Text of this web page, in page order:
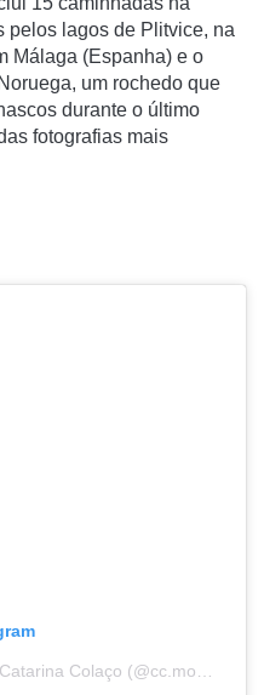
pelos lagos de Plitvice, na
Málaga (Espanha) e o
um rochedo que
durante o último
fotografias mais
Uma publicação partilhada por Catarina Colaço (@cc.moments)